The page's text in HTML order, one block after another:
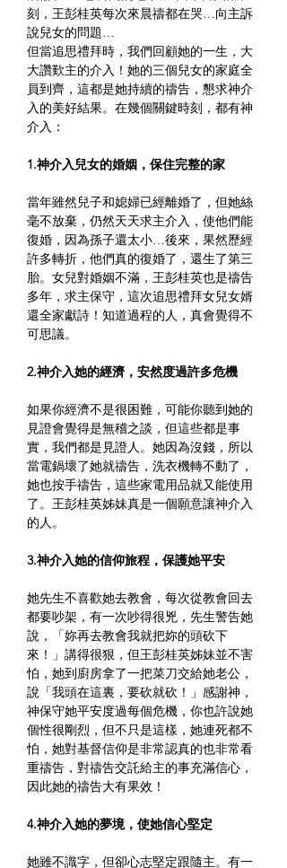
刻，王彭桂英每次來晨禱都在哭…向主訴
說兒女的問題…
但當追思禮拜時，我們回顧她的一生，大
大讚歎主的介入！她的三個兒女的家庭全
員到齊，這都是她持續的禱告，懇求神介
入的美好結果。在幾個關鍵時刻，都有神
介入：
1.神介入兒女的婚姻，保住完整的家
當年雖然兒子和媳婦已經離婚了，但她絲
毫不放棄，仍然天天求主介入，使他們能
復婚，因為孫子還太小…後來，果然歷經
許多轉折，他們真的復婚了，還生了第三
胎。女兒對婚姻不滿，王彭桂英也是禱告
多年，求主保守，這次追思禮拜女兒女婿
還全家獻詩！知道過程的人，真會覺得不
可思議。
2.神介入她的經濟，安然度過許多危機
如果你經濟不是很困難，可能你聽到她的
見證會覺得是無稽之談，但這些都是事
實，我們都是見證人。她因為沒錢，所以
當電鍋壞了她就禱告，洗衣機轉不動了，
她也按手禱告，這些家電用品就又能使用
了。王彭桂英姊妹真是一個願意讓神介入
的人。
3.神介入她的信仰旅程，保護她平安
她先生不喜歡她去教會，每次從教會回去
都要吵架，有一次吵得很兇，先生警告她
說，「妳再去教會我就把妳的頭砍下
來！」講得很狠，但王彭桂英姊妹並不害
怕，她到廚房拿了一把菜刀交給她老公，
說「我頭在這裏，要砍就砍！」感謝神，
神保守她平安度過每個危機，你也許說她
個性很剛烈，但不只是這樣，她連死都不
怕，她對基督信仰是非常認真的也非常看
重禱告，對禱告交託給主的事充滿信心，
因此她的禱告大有果效！
4.神介入她的夢境，使她信心堅定
她雖不識字，但卻心志堅定跟隨主。有一